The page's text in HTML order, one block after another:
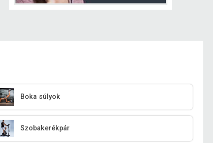
Boka súlyok
Szobakerékpár